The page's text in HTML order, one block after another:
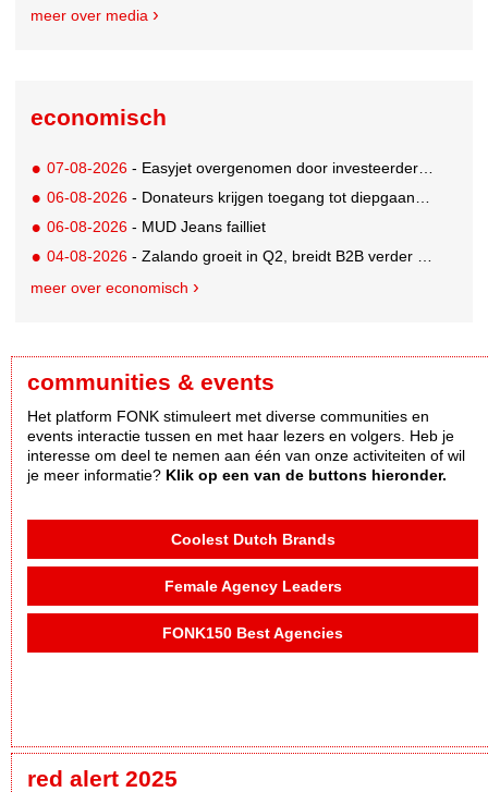
meer over media
economisch
07-08-2026 - Easyjet overgenomen door investeerder Apollo
06-08-2026 - Donateurs krijgen toegang tot diepgaandere informatie over goede doelen
06-08-2026 - MUD Jeans failliet
04-08-2026 - Zalando groeit in Q2, breidt B2B verder uit en innoveert met AI
meer over economisch
communities & events
Het platform FONK stimuleert met diverse communities en
events interactie tussen en met haar lezers en volgers. Heb je
interesse om deel te nemen aan één van onze activiteiten of wil
je meer informatie? Klik op een van de buttons hieronder.
Coolest Dutch Brands
Female Agency Leaders
FONK150 Best Agencies
red alert 2025